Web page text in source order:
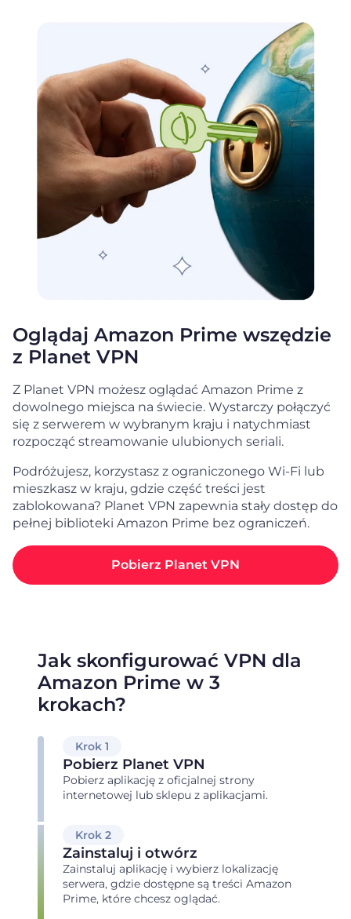
Oglądaj Amazon Prime wszędzie
z Planet VPN
Z Planet VPN możesz oglądać Amazon Prime z
dowolnego miejsca na świecie. Wystarczy połączyć
się z serwerem w wybranym kraju i natychmiast
rozpocząć streamowanie ulubionych seriali.
Podróżujesz, korzystasz z ograniczonego Wi-Fi lub
mieszkasz w kraju, gdzie część treści jest
zablokowana? Planet VPN zapewnia stały dostęp do
pełnej biblioteki Amazon Prime bez ograniczeń.
Pobierz Planet VPN
Jak skonfigurować VPN dla
Amazon Prime w 3
krokach?
Krok 1
Pobierz Planet VPN
Pobierz aplikację z oficjalnej strony
internetowej lub sklepu z aplikacjami.
Krok 2
Zainstaluj i otwórz
Zainstaluj aplikację i wybierz lokalizację
serwera, gdzie dostępne są treści Amazon
Prime, które chcesz oglądać.